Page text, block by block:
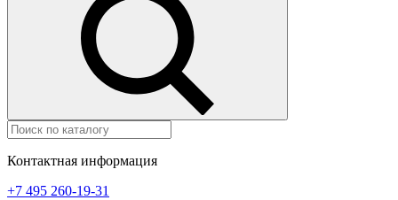
Контактная информация
+7 495 260-19-31